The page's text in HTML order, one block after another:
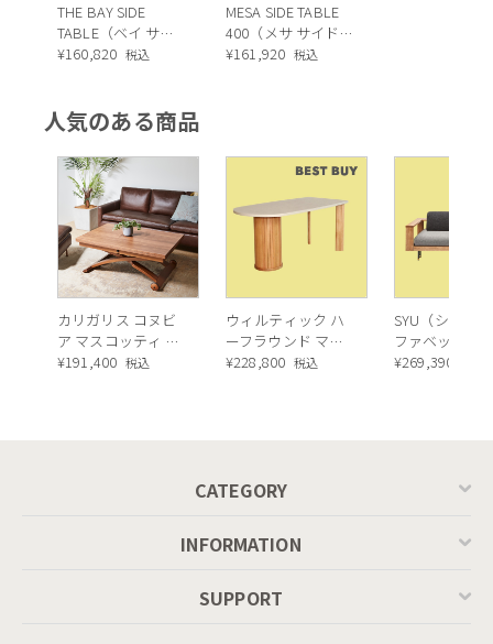
THE BAY SIDE
TABLE（ベイ サイ
ドテーブル）
¥160,820 税込
MESA SIDE TABLE
400（メサ サイド
テーブル 400）
¥161,920 税込
人気のある商品
カリガリス コヌビ
ア マスコッティ 伸
長・昇降式テーブ
¥191,400 税込
ウィルティック ハ
ーフラウンド マテ
ィエラ塗装 ダイニ
¥228,800 税込
SYU（シュウ
ファベッド（
ュラル）
¥269,390
CATEGORY
INFORMATION
SUPPORT